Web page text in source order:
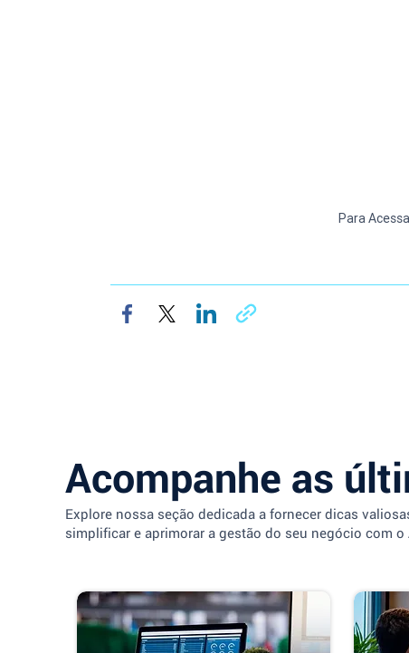
Para
Acompanhe as
Explore nossa seção dedicada a fornecer dicas
simplificar e aprimorar a gestão do seu negócio com o